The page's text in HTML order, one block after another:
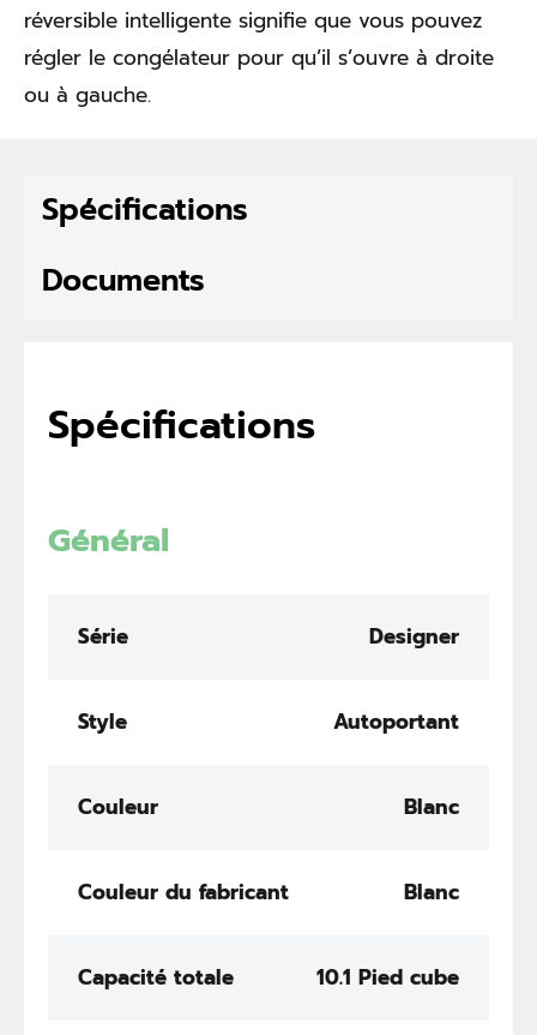
réversible intelligente signifie que vous pouvez
régler le congélateur pour qu’il s’ouvre à droite
ou à gauche.
Spécifications
Documents
Spécifications
Général
Série Designer
Style Autoportant
Couleur Blanc
Couleur du fabricant Blanc
Capacité totale 10.1 Pied cube